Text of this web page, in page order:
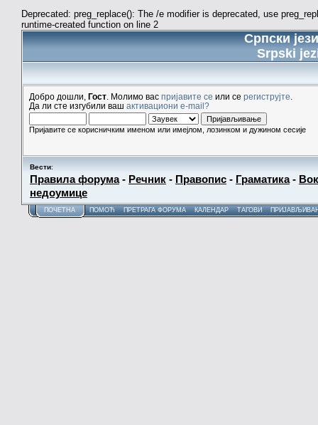
Deprecated: preg_replace(): The /e modifier is deprecated, use
runtime-created function on line 2
Српски
Srpski
Добро дошли, Гост . Молимо вас пријавите се или се региструјте
Да ли сте изгубили ваш активациони e-mail?
Пријавите се корисничким именом или имејлом, лозинком и дужином сесије
Вести:
Правила форума- Речник - Правопис - Граматика-
недоумице
ПОЧЕТНА ПОМОЋ ПРЕТРАГА ФОРУМА КАЛЕНДАР ТАГОВИ